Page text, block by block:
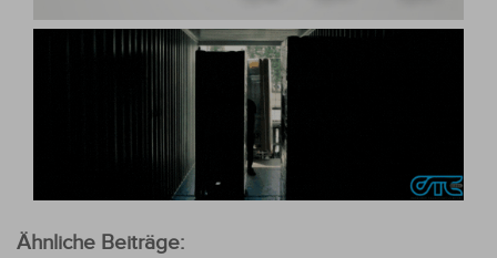
Ähnliche Beiträge: